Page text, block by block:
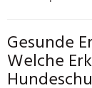
Gesunde
Welche